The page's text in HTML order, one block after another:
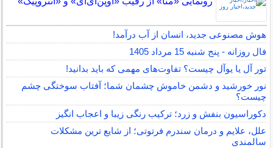
هوش مصنوعی جدید، انسان از آب درآمد!
فال روزانه - پنج شنبه 15 مرداد 1405
تور آل یا یوآل چیست؟ تفاوت‌های مهمی که باید بدانید!
نور خورشید و دشمن خاموش چشمان شما؛ آفتاب سوختگی چشم
چیست؟
دکوراسیون بنفش و زرد؛ ترکیب رنگی زیبا و اعجاب انگیز
علل، علایم و درمان سندرم فرتوتی؛ از شایع ترین مشکلات
سالمندی